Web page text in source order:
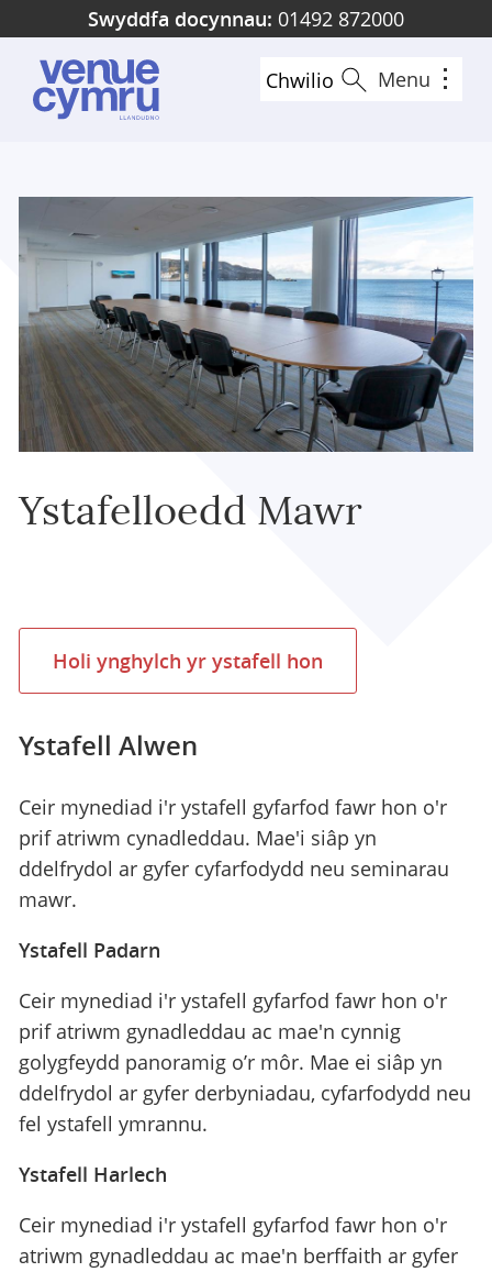
to
main
content
Swyddfa docynnau: 01492 872000
Chwilio Menu
Ystafelloedd Mawr
Holi ynghylch yr ystafell hon
Ystafell Alwen
Ceir mynediad i'r ystafell gyfarfod fawr hon o'r
prif atriwm cynadleddau. Mae'i siâp yn
ddelfrydol ar gyfer cyfarfodydd neu seminarau
mawr.
Ystafell Padarn
Ceir mynediad i'r ystafell gyfarfod fawr hon o'r
prif atriwm gynadleddau ac mae'n cynnig
golygfeydd panoramig o’r môr. Mae ei siâp yn
ddelfrydol ar gyfer derbyniadau, cyfarfodydd neu
fel ystafell ymrannu.
Ystafell Harlech
Ceir mynediad i'r ystafell gyfarfod fawr hon o'r
atriwm gynadleddau ac mae'n berffaith ar gyfer